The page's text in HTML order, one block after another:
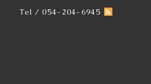
Tel / 054-204-6945